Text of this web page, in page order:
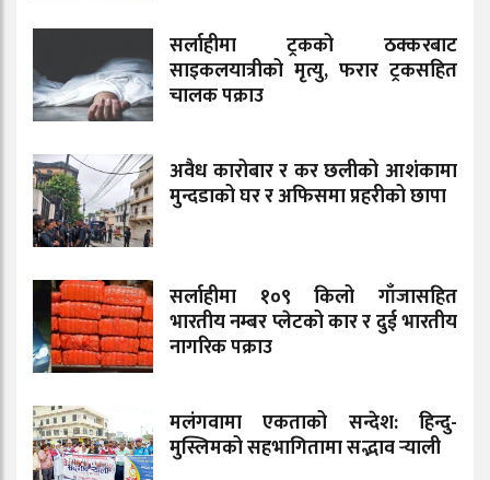
सर्लाहीमा ट्रकको ठक्करबाट
साइकलयात्रीको मृत्यु, फरार ट्रकसहित
चालक पक्राउ
अवैध कारोबार र कर छलीको आशंकामा
मुन्दडाको घर र अफिसमा प्रहरीको छापा
सर्लाहीमा १०९ किलो गाँजासहित
भारतीय नम्बर प्लेटको कार र दुई भारतीय
नागरिक पक्राउ
मलंगवामा एकताको सन्देश: हिन्दु-
मुस्लिमको सहभागितामा सद्भाव र्‍याली